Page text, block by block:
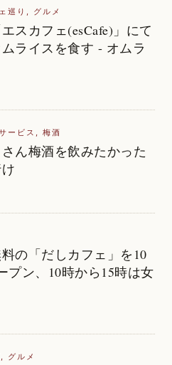
巡り , グルメ
スカフェ(esCafe)」にて
ライスを食す - オムラ
ービス , 梅酒
ん梅酒を飲みたかった
の「だしカフェ」を10
プン、10時から15時は女
, グルメ